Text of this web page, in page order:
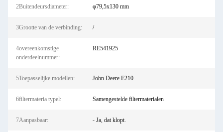
2Buitendeursdiameter: φ79,5x130 mm
3Grootte van de verbinding: /
4overeenkomstige
onderdeelnummer:
RE541925
5Toepasselijke modellen: John Deere E210
6filtermateria typel: Samengestelde filtermaterialen
7Aanpasbaar: - Ja, dat klopt.